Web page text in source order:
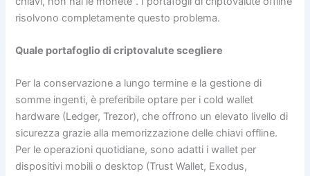
risolvono completamente questo problema.
Quale portafoglio di criptovalute scegliere
Per la conservazione a lungo termine e la gestione di
somme ingenti, è preferibile optare per i cold wallet
hardware (Ledger, Trezor), che offrono un elevato livello di
sicurezza grazie alla memorizzazione delle chiavi offline.
Per le operazioni quotidiane, sono adatti i wallet per
dispositivi mobili o desktop (Trust Wallet, Exodus,